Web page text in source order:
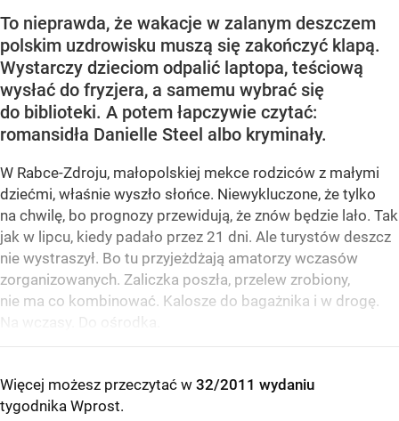
To nieprawda, że wakacje w zalanym deszczem
polskim uzdrowisku muszą się zakończyć klapą.
Wystarczy dzieciom odpalić laptopa, teściową
wysłać do fryzjera, a samemu wybrać się
do biblioteki. A potem łapczywie czytać:
romansidła Danielle Steel albo kryminały.
W Rabce-Zdroju, małopolskiej mekce rodziców z małymi
dziećmi, właśnie wyszło słońce. Niewykluczone, że tylko
na chwilę, bo prognozy przewidują, że znów będzie lało. Tak
jak w lipcu, kiedy padało przez 21 dni. Ale turystów deszcz
nie wystraszył. Bo tu przyjeżdżają amatorzy wczasów
zorganizowanych. Zaliczka poszła, przelew zrobiony,
nie ma co kombinować. Kalosze do bagażnika i w drogę.
Na wczasy. Do ośrodka.
Więcej możesz przeczytać w 32/2011 wydaniu
tygodnika Wprost.